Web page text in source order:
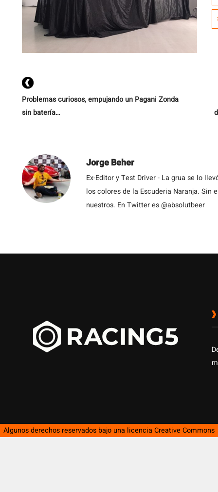
Problemas curiosos, empujando un Pagani Zonda
sin batería…
Jorge Beher
Ex-Editor y Test Driver - La grua se lo
los colores de la Escuderia Naranja. Sin
nuestros. En Twitter es @absolutbeer
Algunos derechos reservados bajo una licencia Creative Commons